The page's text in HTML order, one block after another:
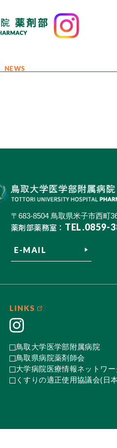
NEWS
〒683-8504 鳥取県米子市西町
薬剤部薬務室： TEL.0859-
E-MAIL
LINKS
鳥取大学医学部附属病院
鳥取県病院薬剤師会
大学病院医療情報ネットワ
くすりの適正使用協議会(日